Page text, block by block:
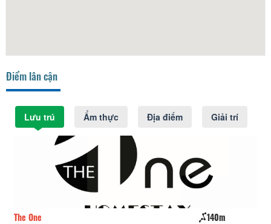
Điểm lân cận
Lưu trú Ẩm thực Địa điểm Giải trí
The One 140m